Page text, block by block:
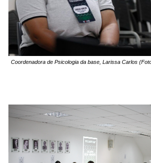
Coordenadora de Psicologia da base, Larissa Carlos